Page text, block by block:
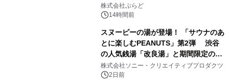
プール グランピングとトレーラーハウ
スの2施設で
株式会社ぷらど
14時間前
スヌーピーの湯が登場！ 「サウナのあ
とに楽しむPEANUTS」第2弾 渋谷
の人気銭湯「改良湯」と期間限定のコ
ラボレーション サウナイキタイコラ
ボグッズも発売決定！
株式会社ソニー・クリエイティブプロダクツ
2日前